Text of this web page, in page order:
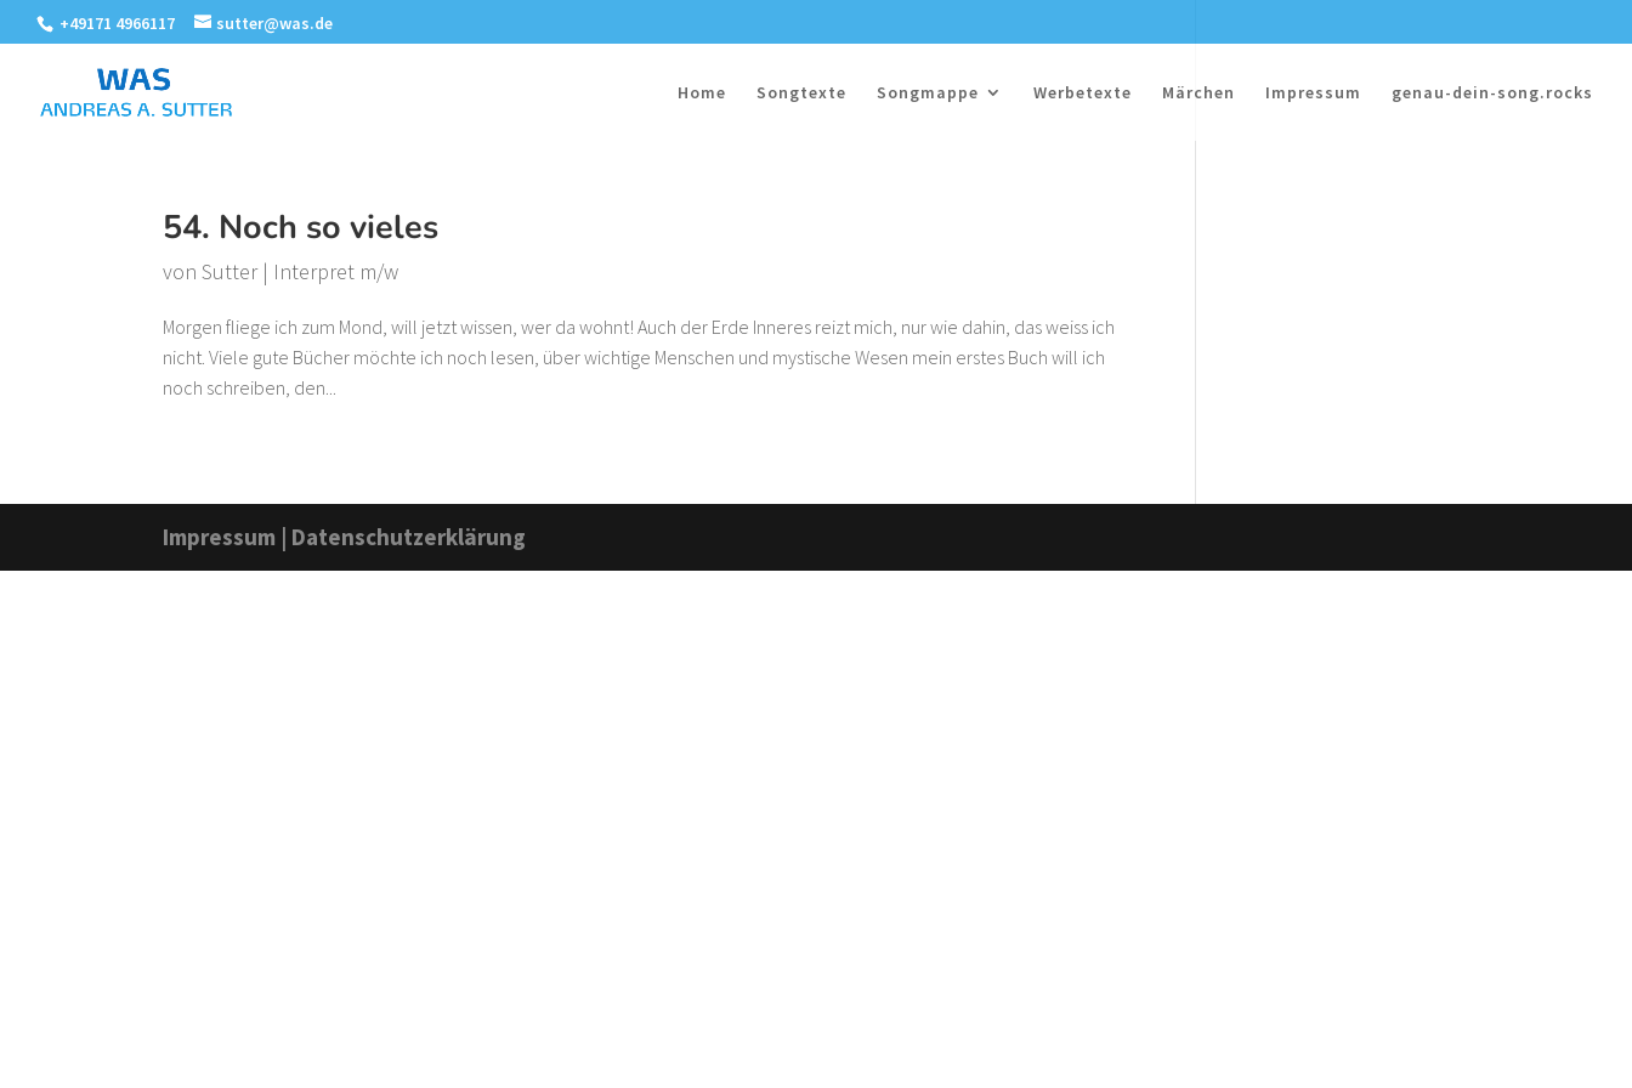
+49171 4966117 sutter@was.de
Home Songtexte Songmappe Werbetexte Märchen Impressum genau-dein-song.rocks
54. Noch so vieles
vonSutter| Interpret m/w
Morgen fliege ich zum Mond, will jetzt wissen, wer da wohnt! Auch der Erde Inneres reizt mich, nur wie dahin, das weiss ich
nicht. Viele gute Bücher möchte ich noch lesen, über wichtige Menschen und mystische Wesen mein erstes Buch will ich
noch schreiben, den...
Impressum | Datenschutzerklärung